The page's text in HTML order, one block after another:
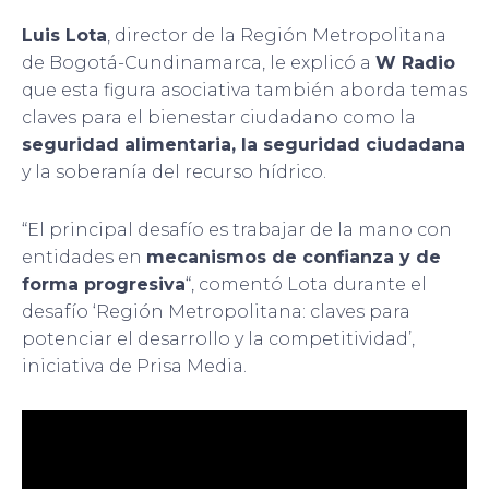
Luis Lota, director de la Región Metropolitana
de Bogotá-Cundinamarca, le explicó a W Radio
que esta figura asociativa también aborda temas
claves para el bienestar ciudadano como la
seguridad alimentaria, la seguridad ciudadana
y la soberanía del recurso hídrico.
“El principal desafío es trabajar de la mano con
entidades en mecanismos de confianza y de
forma progresiva“, comentó Lota durante el
desafío ‘Región Metropolitana: claves para
potenciar el desarrollo y la competitividad’,
iniciativa de Prisa Media.